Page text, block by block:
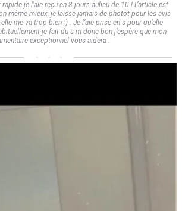
je l’aie reçu en 8 jours aulieu de 10 ! L’article est
même mieux, je laisse jamais de photot pour les avis
me va trop bien ;) . Je l’aie prise en s pour qu’elle
je fait du s-m donc bon j’espère que mon
exceptionnel vous aidera .